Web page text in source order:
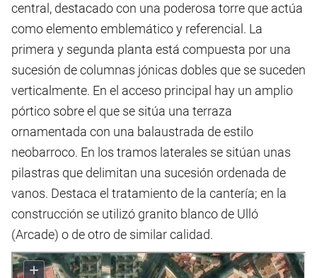
central, destacado con una poderosa torre que actúa
como elemento emblemático y referencial. La
primera y segunda planta está compuesta por una
sucesión de columnas jónicas dobles que se suceden
verticalmente. En el acceso principal hay un amplio
pórtico sobre el que se sitúa una terraza
ornamentada con una balaustrada de estilo
neobarroco. En los tramos laterales se sitúan unas
pilastras que delimitan una sucesión ordenada de
vanos. Destaca el tratamiento de la cantería; en la
construcción se utilizó granito blanco de Ulló
(Arcade) o de otro de similar calidad.